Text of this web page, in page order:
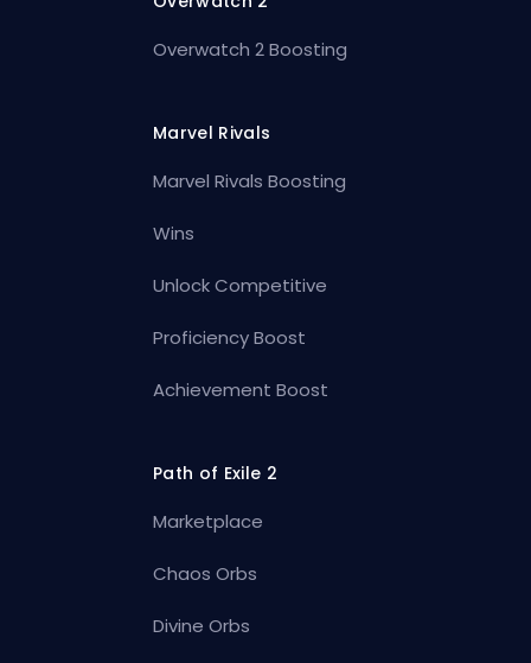
Overwatch 2 Boosting
Marvel Rivals
Marvel Rivals Boosting
Wins
Unlock Competitive
Proficiency Boost
Achievement Boost
Path of Exile 2
Marketplace
Chaos Orbs
Divine Orbs